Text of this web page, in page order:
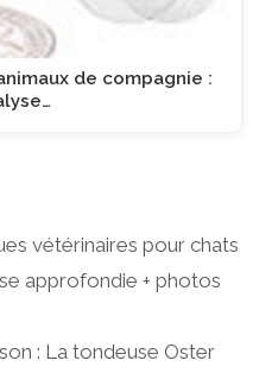
de compagnie :
vétérinaires pour chats
approfondie + photos
: La tondeuse Oster